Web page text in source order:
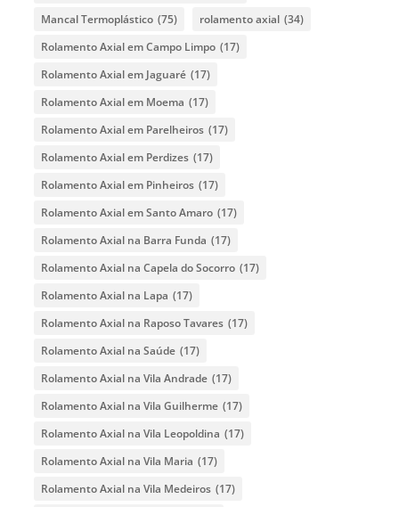
Mancal Termoplástico (75) rolamento axial (34)
Rolamento Axial em Campo Limpo (17)
Rolamento Axial em Jaguaré (17)
Rolamento Axial em Moema (17)
Rolamento Axial em Parelheiros (17)
Rolamento Axial em Perdizes (17)
Rolamento Axial em Pinheiros (17)
Rolamento Axial em Santo Amaro (17)
Rolamento Axial na Barra Funda (17)
Rolamento Axial na Capela do Socorro (17)
Rolamento Axial na Lapa (17)
Rolamento Axial na Raposo Tavares (17)
Rolamento Axial na Saúde (17)
Rolamento Axial na Vila Andrade (17)
Rolamento Axial na Vila Guilherme (17)
Rolamento Axial na Vila Leopoldina (17)
Rolamento Axial na Vila Maria (17)
Rolamento Axial na Vila Medeiros (17)